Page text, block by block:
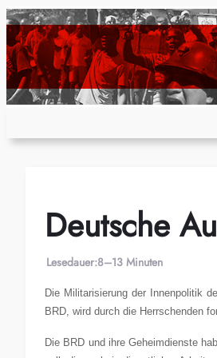
Zum
Inhalt
springen
Deutsche
Lesedauer:8–13 Minuten
Die Militarisierung der Innenpolitik
BRD, wird durch die Herrschenden
Die BRD und ihre Geheimdienste